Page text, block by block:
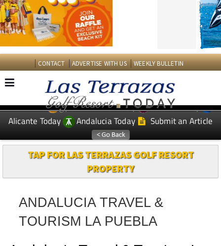
CONTACT ADVERTISE WITH US WEEKLY BULLETIN
EDITIONS: Spanish News Today
Murcia Today
Alicante Today
Andalucia Today Submit an Article
TAP FOR LAS TERRAZAS GOLF RESORT
PROPERTY
ANDALUCIA TRAVEL &
TOURISM LA PUEBLA